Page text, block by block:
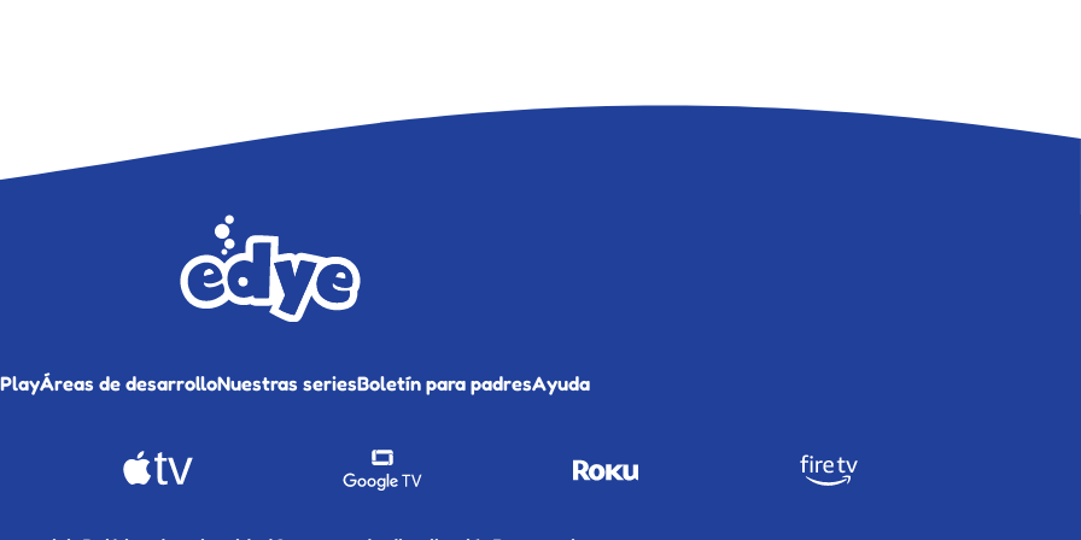
Áreas de desarrolloNuestras seriesBoletín para padresAyuda